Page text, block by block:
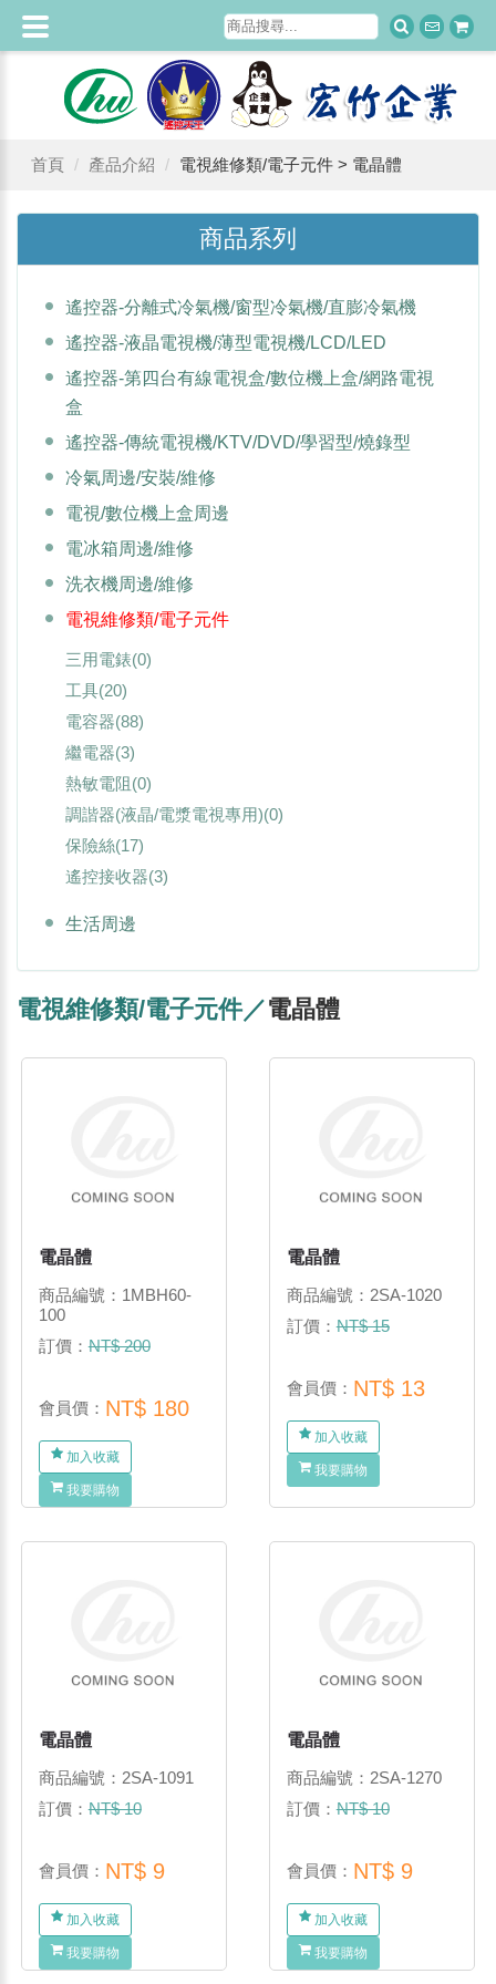
首頁 產品介紹 電視維修類/電子元件 > 電晶體
商品系列
遙控器-分離式冷氣機/窗型冷氣機/直膨冷氣機
遙控器-液晶電視機/薄型電視機/LCD/LED
遙控器-第四台有線電視盒/數位機上盒/網路電視
盒
遙控器-傳統電視機/KTV/DVD/學習型/燒錄型
冷氣周邊/安裝/維修
電視/數位機上盒周邊
電冰箱周邊/維修
洗衣機周邊/維修
電視維修類/電子元件
三用電錶(0)
工具(20)
電容器(88)
繼電器(3)
熱敏電阻(0)
調諧器(液晶/電漿電視專用)(0)
保險絲(17)
遙控接收器(3)
生活周邊
電視維修類/電子元件／電晶體
電晶體
商品編號：1MBH60-
100
訂價：NT$ 200
會員價： NT$ 180
加入收藏
我要購物
電晶體
商品編號：2SA-1020
訂價：NT$ 15
會員價： NT$ 13
加入收藏
我要購物
電晶體
商品編號：2SA-1091
訂價：NT$ 10
會員價： NT$ 9
加入收藏
我要購物
電晶體
商品編號：2SA-1270
訂價：NT$ 10
會員價： NT$ 9
加入收藏
我要購物